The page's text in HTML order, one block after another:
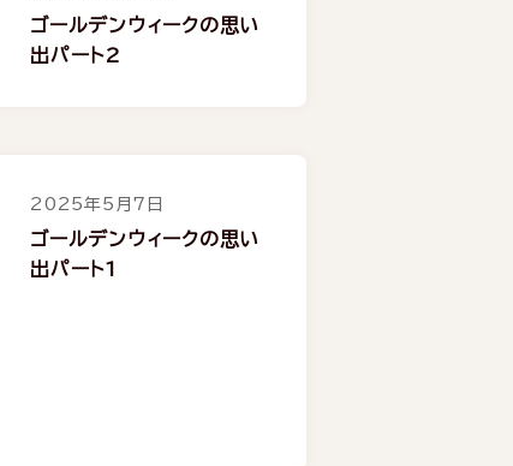
ゴールデンウィークの思い
出パート2
2025年5月7日
ゴールデンウィークの思い
出パート1